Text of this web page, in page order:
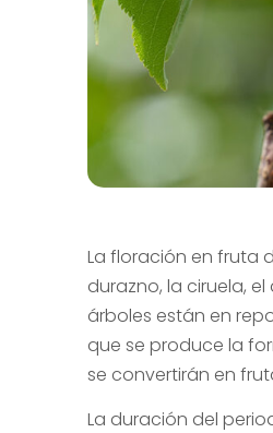
La floración en fruta
durazno, la ciruela,
árboles están en
que se produce la
se convertirán en
La duración del